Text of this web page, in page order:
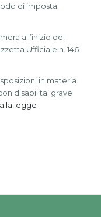
di imposta
all’inizio del
Ufficiale n. 146
in materia
disabilita’ grave
la legge